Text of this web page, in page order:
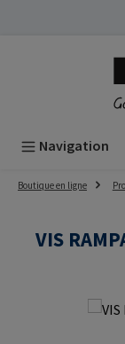
Passer au contenu
Navigation
Boutique en ligne
VIS
Ignorer la